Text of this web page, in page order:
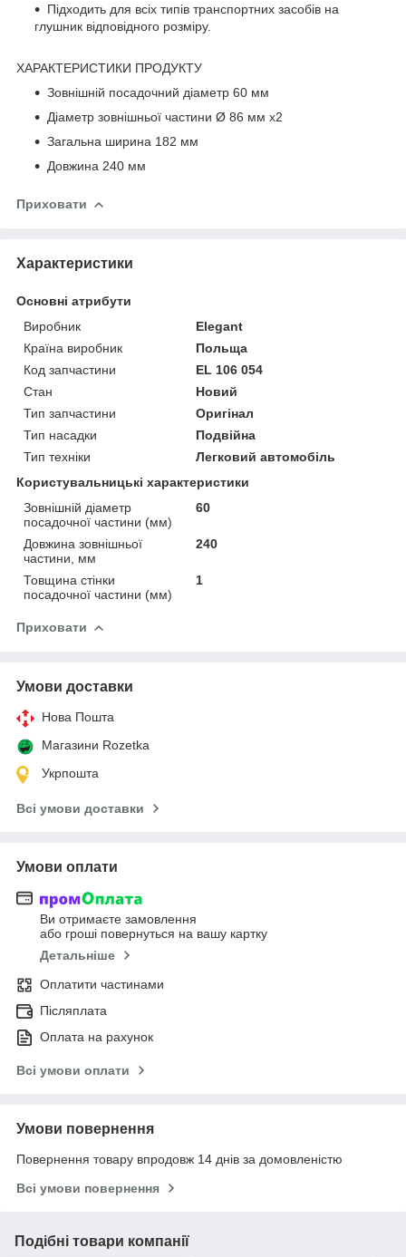
Підходить для всіх типів транспортних засобів на
глушник відповідного розміру.
ХАРАКТЕРИСТИКИ ПРОДУКТУ
Зовнішній посадочний діаметр 60 мм
Діаметр зовнішньої частини Ø 86 мм х2
Загальна ширина 182 мм
Довжина 240 мм
Приховати
Характеристики
Основні атрибути
Виробник
Elegant
Країна виробник
Польща
Код запчастини
EL 106 054
Стан
Новий
Тип запчастини
Оригінал
Тип насадки
Подвійна
Тип техніки
Легковий автомобіль
Користувальницькі характеристики
Зовнішній діаметр
посадочної частини (мм)
60
Довжина зовнішньої
частини, мм
240
Товщина стінки
посадочної частини (мм)
1
Приховати
Умови доставки
Нова Пошта
Магазини Rozetka
Укрпошта
Всі умови доставки
Умови оплати
Ви отримаєте замовлення
або гроші повернуться на вашу картку
Детальніше
Оплатити частинами
Післяплата
Оплата на рахунок
Всі умови оплати
Умови повернення
Повернення товару впродовж 14 днів за домовленістю
Всі умови повернення
Подібні товари компанії